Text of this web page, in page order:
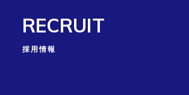
RECRUIT
採用情報